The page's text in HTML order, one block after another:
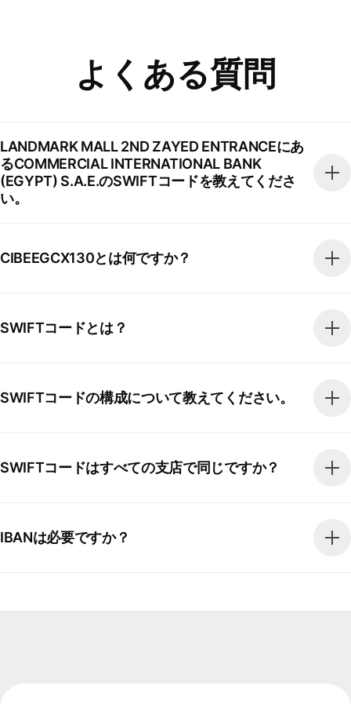
よくある質問
LANDMARK MALL 2ND ZAYED ENTRANCEにあ
るCOMMERCIAL INTERNATIONAL BANK
(EGYPT) S.A.E.のSWIFTコードを教えてくださ
い。
CIBEEGCX130とは何ですか？
SWIFTコードとは？
SWIFTコードの構成について教えてください。
SWIFTコードはすべての支店で同じですか？
IBANは必要ですか？